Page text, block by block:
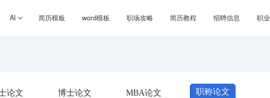
AI 简历模板 word模板 职场攻略 简历教程 招聘信息 职
论文 博士论文 MBA论文 职称论文